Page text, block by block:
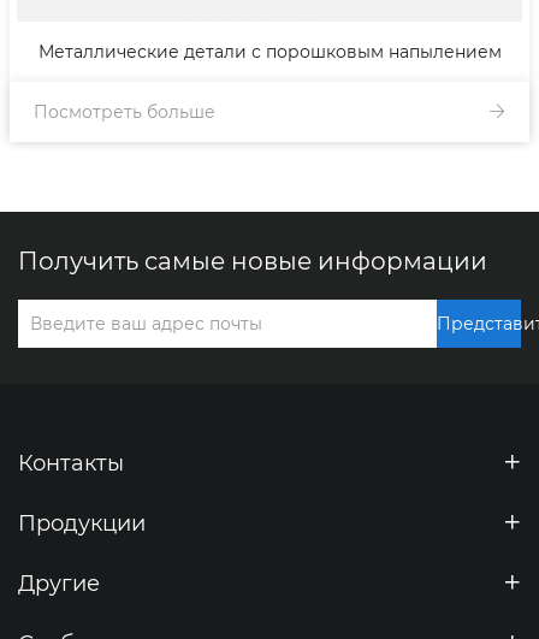
Металлические детали с порошковым напылением
Посмотреть больше
Получить самые новые информации
Контакты
Продукции
Другие